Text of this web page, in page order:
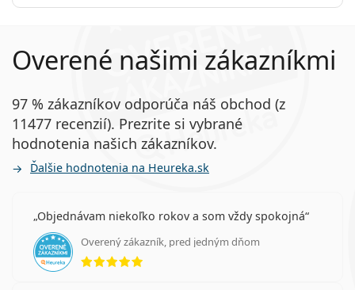
Overené našimi zákazníkmi
97 % zákazníkov odporúča náš obchod (z
11477 recenzií). Prezrite si vybrané
hodnotenia našich zákazníkov.
Ďalšie hodnotenia na Heureka.sk
Objednávam niekoľko rokov a som vždy spokojná
Overený zákazník, pred jedným dňom
hodnotenie 5 z 5